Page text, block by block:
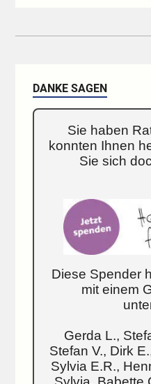
DANKE SAGEN
Sie haben
konnten Ihnen
Sie sich
Diese Spender
mit einem
Gerda L.,
Stefan V., Dirk
Sylvia E.R.,